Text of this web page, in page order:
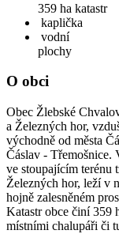
359 ha katastr
kaplička
vodní
plochy
O obci
Obec Žlebské
a Železných hor,
východně od města
Čáslav - Třemošnice.
ve stoupajícím terénu
Železných hor, leží v
hojně zalesněném
Katastr obce činí 359
místními chalupáři či